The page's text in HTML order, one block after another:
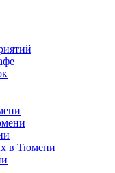
в Тюмени